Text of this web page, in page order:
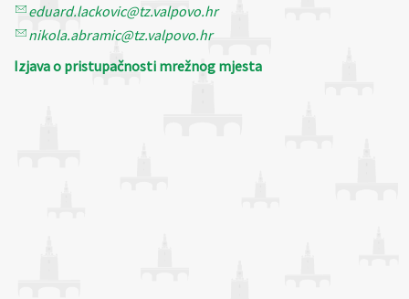
eduard.lackovic@tz.valpovo.hr
nikola.abramic@tz.valpovo.hr
Izjava o pristupačnosti mrežnog mjesta